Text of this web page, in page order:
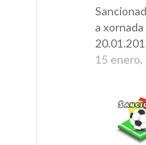
a xornada
15 enero,